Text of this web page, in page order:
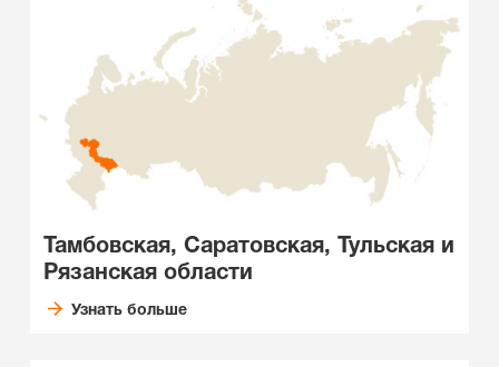
Тамбовская, Саратовская, Тульская и
Рязанская области
Узнать больше